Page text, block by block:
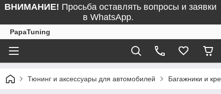
ВНИМАНИЕ! Просьба оставлять вопросы и заявки
в WhatsApp.
PapaTuning
Тюнинг и аксессуары для автомобилей Багажники и